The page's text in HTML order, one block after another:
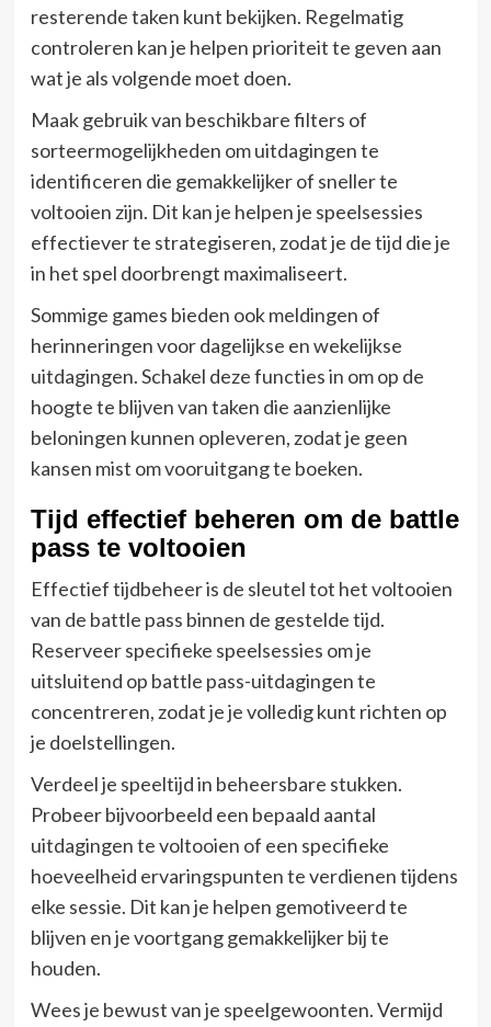
resterende taken kunt bekijken. Regelmatig
controleren kan je helpen prioriteit te geven aan
wat je als volgende moet doen.
Maak gebruik van beschikbare filters of
sorteermogelijkheden om uitdagingen te
identificeren die gemakkelijker of sneller te
voltooien zijn. Dit kan je helpen je speelsessies
effectiever te strategiseren, zodat je de tijd die je
in het spel doorbrengt maximaliseert.
Sommige games bieden ook meldingen of
herinneringen voor dagelijkse en wekelijkse
uitdagingen. Schakel deze functies in om op de
hoogte te blijven van taken die aanzienlijke
beloningen kunnen opleveren, zodat je geen
kansen mist om vooruitgang te boeken.
Tijd effectief beheren om de battle
pass te voltooien
Effectief tijdbeheer is de sleutel tot het voltooien
van de battle pass binnen de gestelde tijd.
Reserveer specifieke speelsessies om je
uitsluitend op battle pass-uitdagingen te
concentreren, zodat je je volledig kunt richten op
je doelstellingen.
Verdeel je speeltijd in beheersbare stukken.
Probeer bijvoorbeeld een bepaald aantal
uitdagingen te voltooien of een specifieke
hoeveelheid ervaringspunten te verdienen tijdens
elke sessie. Dit kan je helpen gemotiveerd te
blijven en je voortgang gemakkelijker bij te
houden.
Wees je bewust van je speelgewoonten. Vermijd